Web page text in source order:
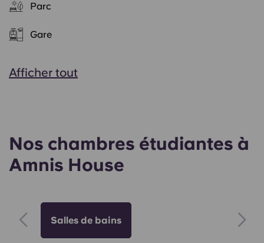
Parc
Gare
Afficher tout
Nos chambres étudiantes à
Amnis House
Salles de bains